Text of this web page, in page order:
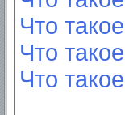
Что
Что
Что